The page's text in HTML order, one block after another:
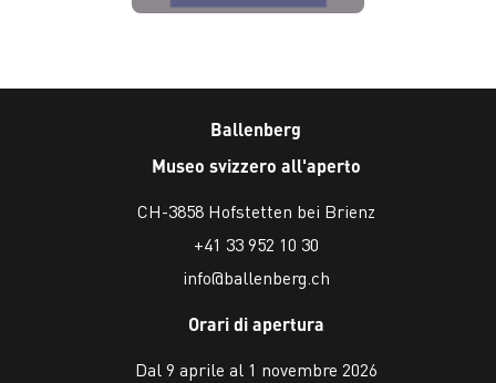
Ballenberg
Museo svizzero all'aperto
CH-3858 Hofstetten bei Brienz
+41 33 952 10 30
info@ballenberg.ch
Orari di apertura
Dal 9 aprile al 1 novembre 2026